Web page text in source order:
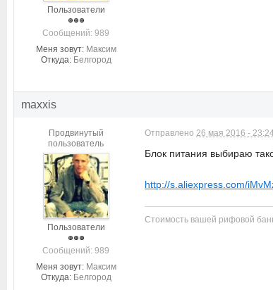
Пользователи
Cообщений: 989
Меня зовут: Максим
Откуда: Белгород
maxxis
Продвинутый
пользователь
Пользователи
Cообщений: 989
Меня зовут: Максим
Откуда: Белгород
Отправлено 26 мая 2016 -
Блок питания выбираю
http://s.aliexpress.com/
Стоимость вашей рифовой